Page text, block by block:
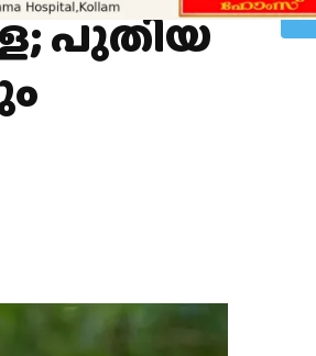
പുതിയ